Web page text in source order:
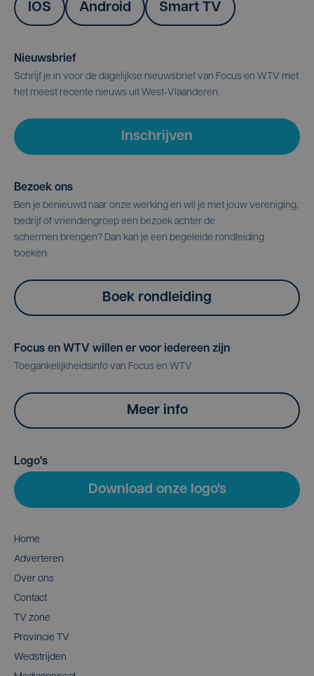
IOS Android Smart TV
Nieuwsbrief
Schrijf je in voor de dagelijkse nieuwsbrief van Focus en WTV met
het meest recente nieuws uit West-Vlaanderen.
Inschrijven
Bezoek ons
Ben je benieuwd naar onze werking en wil je met jouw vereniging,
bedrijf of vriendengroep een bezoek achter de
schermen brengen? Dan kan je een begeleide rondleiding
boeken.
Boek rondleiding
Focus en WTV willen er voor iedereen zijn
Toegankelijkheidsinfo van Focus en WTV
Meer info
Logo's
Download onze logo's
Home
Adverteren
Over ons
Contact
TV zone
Provincie TV
Wedstrijden